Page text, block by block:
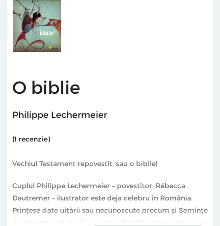
O biblie
Philippe Lechermeier
(1 recenzie)
Vechiul Testament repovestit, sau o biblie!
Cuplul Philippe Lechermeier – povestitor, Rébecca
Dautremer – ilustrator este deja celebru în România.
Prințese date uitării sau necunoscute precum și Semințe
de cabane sunt două succese editoriale care au bucurat